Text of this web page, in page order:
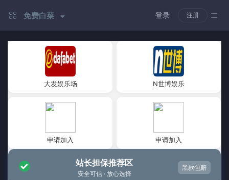
免费白菜 登录 注册
大发娱乐场 N世博娱乐
申请加入 申请加入
站长担保推荐区
安全可信 · 放心选择
黑款包赔